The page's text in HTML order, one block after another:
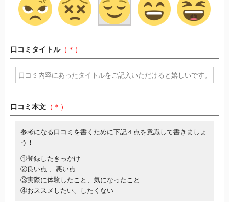
口コミタイトル（＊）
口コミ本文 （＊）
参考になる口コミを書くために下記４点を意識して書きましょ
う！
①登録したきっかけ
②良い点 、悪い点
③実際に体験したこと、気になったこと
④おススメしたい、したくない